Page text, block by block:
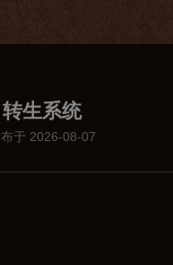
转生系统
于 2026-08-07